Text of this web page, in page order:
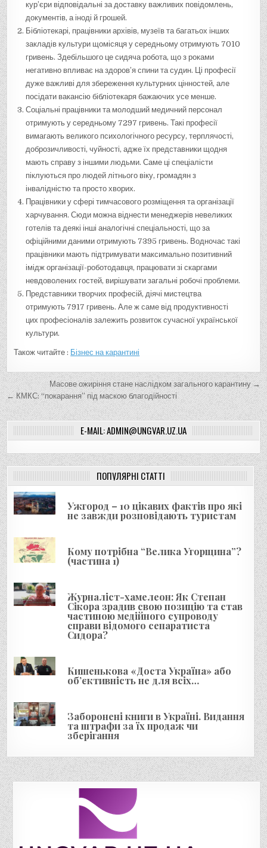
кур’єри відповідальні за доставку важливих повідомлень,
документів, а іноді й грошей.
Бібліотекарі, працівники архівів, музеїв та багатьох інших
закладів культури щомісяця у середньому отримують 7010
гривень. Здебільшого це сидяча робота, що з роками
негативно впливає на здоров’я спини та судин. Ці професії
дуже важливі для збереження культурних цінностей, але
посідати вакансію бібліотекаря бажаючих усе менше.
Соціальні працівники та молодший медичний персонал
отримують у середньому 7297 гривень. Такі професії
вимагають великого психологічного ресурсу, терплячості,
доброзичливості, чуйності, адже їх представники щодня
мають справу з іншими людьми. Саме ці спеціалісти
піклуються про людей літнього віку, громадян з
інвалідністю та просто хворих.
Працівники у сфері тимчасового розміщення та організації
харчування. Сюди можна віднести менеджерів невеликих
готелів та деякі інші аналогічні спеціальності, що за
офіційними даними отримують 7395 гривень. Водночас такі
працівники мають підтримувати максимально позитивний
імідж організації-роботодавця, працювати зі скаргами
невдоволених гостей, вирішувати загальні робочі проблеми.
Представники творчих професій, діячі мистецтва
отримують 7917 гривень. Але ж саме від продуктивності
цих професіоналів залежить розвиток сучасної української
культури.
Також читайте : Бізнес на карантині
Н
а
в
і
г
а
ц
і
я
з
а
п
и
с
і
в
Масове ожиріння стане наслідком загального карантину →
← КМКС: “покарання” під маскою благодійності
E-MAIL: ADMIN@UNGVAR.UZ.UA
ПОПУЛЯРНІ СТАТТІ
Ужгород – 10 цікавих фактів про які
не завжди розповідають туристам
Кому потрібна “Велика Угорщина”?
(частина 1)
Журналіст-хамелеон: Як Степан
Сікора зрадив свою позицію та став
частиною медійного супроводу
справи відомого сепаратиста
Сидора?
Кишенькова «Доста Україна» або
об’єктивність не для всіх…
Заборонені книги в Україні. Видання
та штрафи за їх продаж чи
зберігання